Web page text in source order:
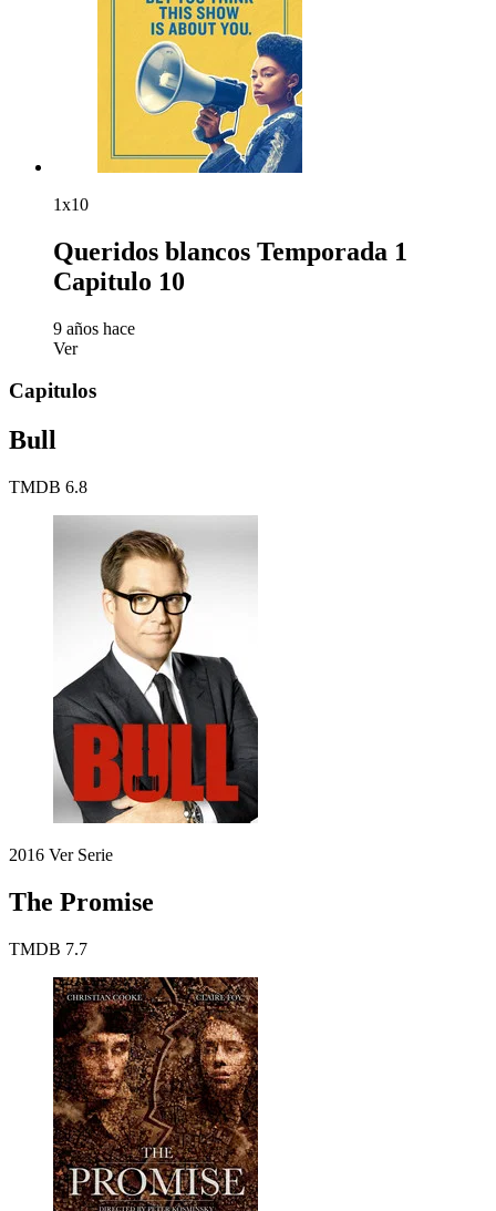
1x10
Queridos blancos Temporada 1
Capitulo 10
9 años hace
Ver
Capitulos
Bull
TMDB 6.8
2016 Ver Serie
The Promise
TMDB 7.7